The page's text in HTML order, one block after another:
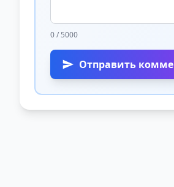
0 / 5000
Отправить